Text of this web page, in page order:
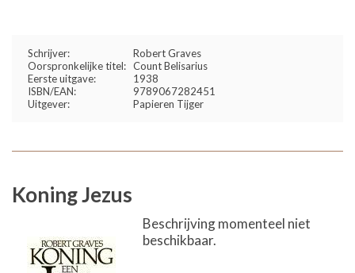
Schrijver:
Robert Graves
Oorspronkelijke titel: Count Belisarius
Eerste uitgave:
1938
ISBN/EAN:
9789067282451
Uitgever:
Papieren Tijger
Koning Jezus
Beschrijving momenteel niet
beschikbaar.